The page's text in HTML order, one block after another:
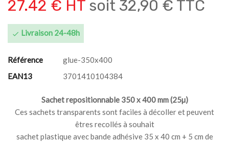
27.42 € HT soit 32,90 € TTC
 Livraison 24-48h
Référence
glue-350x400
EAN13
3701410104384
Sachet repositionnable 350 x 400 mm (25µ)
Ces sachets transparents sont faciles à décoller et peuvent
êtres recollés à souhait
sachet plastique avec bande adhésive 35 x 40 cm + 5 cm de